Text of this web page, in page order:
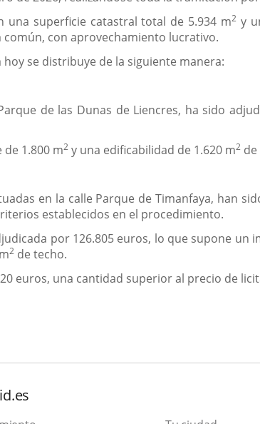
una superficie catastral total de 5.934 m2 y
con aprovechamiento lucrativo.
se distribuye de la siguiente manera:
de las Dunas de Liencres, ha sido
de 1.800 m2 y una edificabilidad de 1.620 m2
en la calle Parque de Timanfaya, han
establecidos en el procedimiento.
por 126.805 euros, lo que supone
2 de techo.
euros, una cantidad superior al precio de